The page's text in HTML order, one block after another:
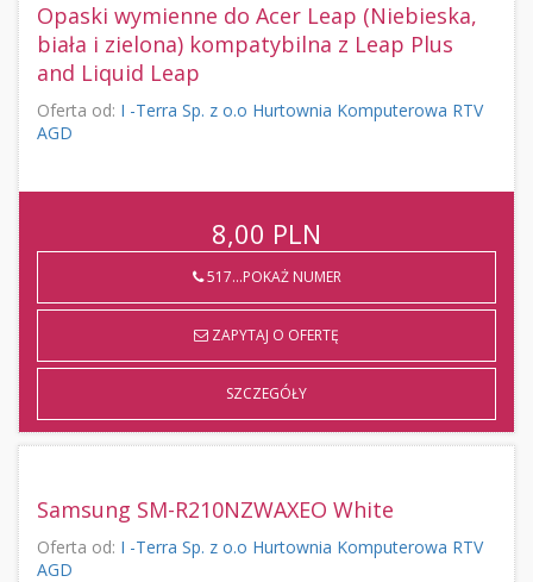
Opaski wymienne do Acer Leap (Niebieska,
biała i zielona) kompatybilna z Leap Plus
and Liquid Leap
Oferta od: I -Terra Sp. z o.o Hurtownia Komputerowa RTV
AGD
8,00 PLN
517...POKAŻ NUMER
ZAPYTAJ O OFERTĘ
SZCZEGÓŁY
Samsung SM-R210NZWAXEO White
Oferta od: I -Terra Sp. z o.o Hurtownia Komputerowa RTV
AGD